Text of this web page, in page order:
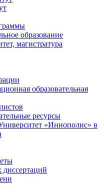
образование
магистратура
образовательная
ресурсы
«Иннополис» в
диссертаций